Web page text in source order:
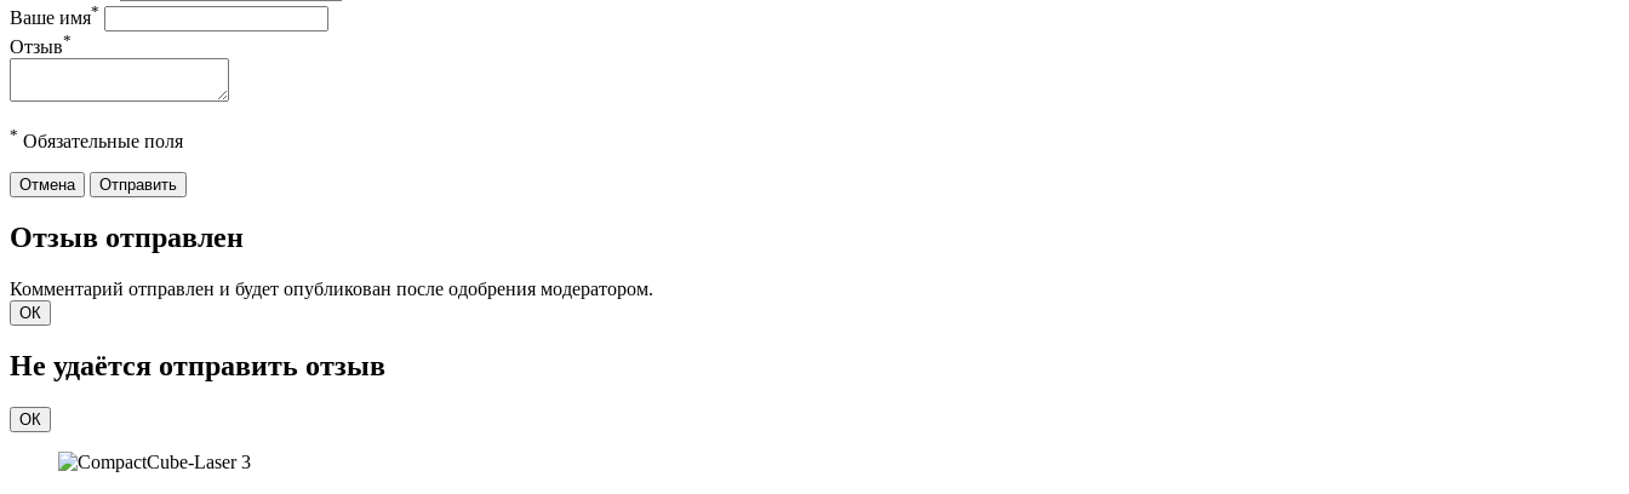
Ваше имя*
Отзыв*
* Обязательные поля
Отмена Отправить
Отзыв отправлен
Комментарий отправлен и будет опубликован после одобрения модератором.
ОК
Не удаётся отправить отзыв
ОК